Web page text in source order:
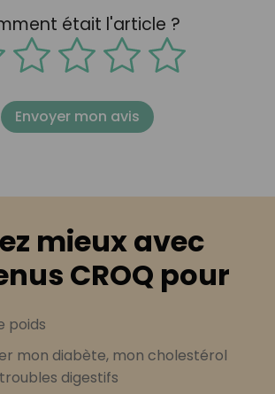
était l'article ?
Envoyer mon avis
mieux avec
CROQ pour
poids
mon diabète, mon cholestérol
digestifs